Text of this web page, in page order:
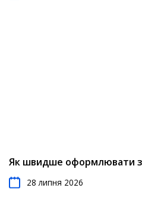
Як швидше оформлювати
28 липня 2026